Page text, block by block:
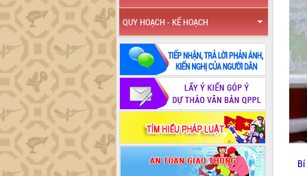
QUY HOẠCH - KẾ HOẠCH